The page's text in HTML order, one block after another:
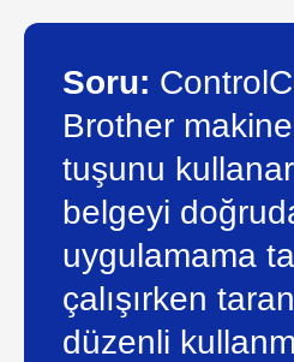
Soru:
Brother
tuşunu
belgeyi
uygulamama
çalışırken
düzenli